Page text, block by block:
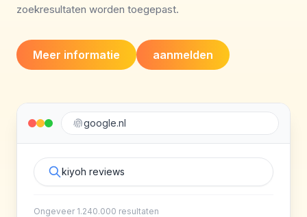
zoekresultaten worden toegepast.
Meer informatie aanmelden
google.nl
kiyoh reviews
Ongeveer 1.240.000 resultaten